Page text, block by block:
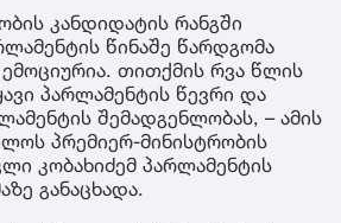
დედა
კანდიდატის რანგში
წინაშე წარდგომა
თითქმის რვა წლის
პარლამენტის წევრი და
შემადგენლობას, – ამის
პრემიერ-მინისტრობის
კობახიძემ პარლამენტის
განაცხადა.